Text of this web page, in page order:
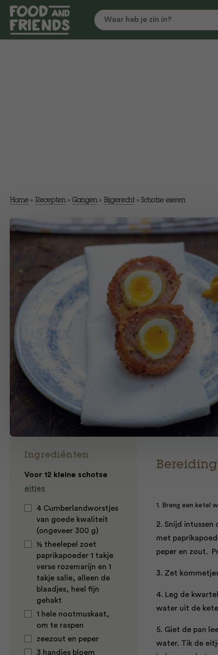
Home » Recepten » Gangen » Bijgerecht » Schotse eieren
Ingrediënten
Voor 12 kleine schotse
eitjes
4 Cumberlandworstjes
van goede kwaliteit
(ongeveer 300 g)
½ theelepel zoet
paprikapoeder 1 takje
verse rozemarijn en 1
takje salie, alleen de
blaadjes, heel fijn
gehakt
1 hele nootmuskaat,
om te raspen
zeezout en peper
3 handjes bloem
Bereiding
1. Breng een ketel
2. Snijd intussen
met
peper en zout.
3. Zet
4. Leg de
water uit de
5. Giet de pan
water. Tik de